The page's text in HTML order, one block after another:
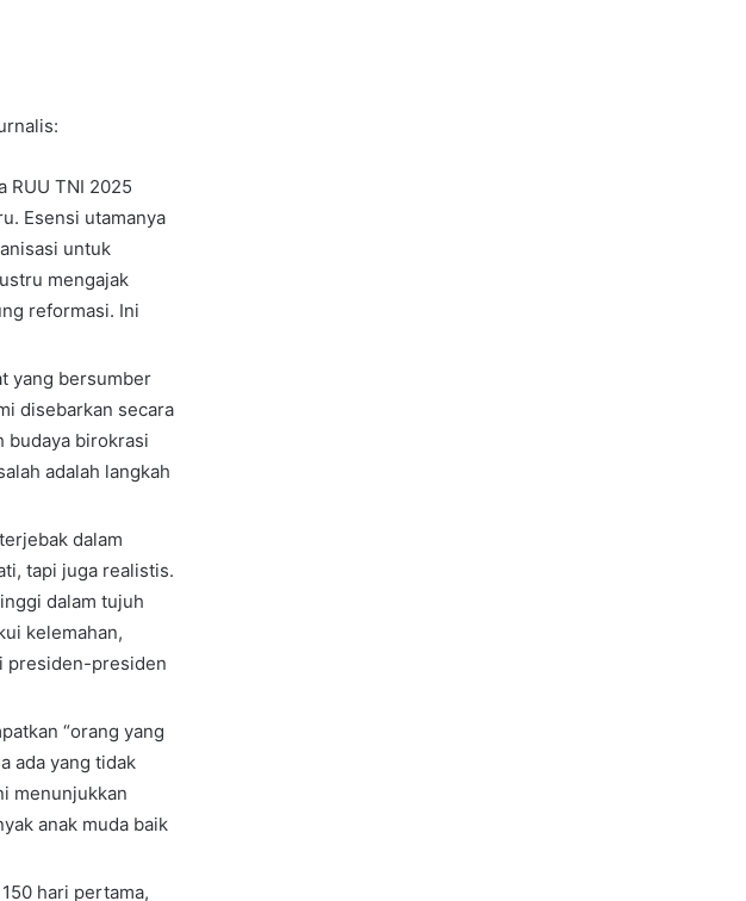
RUU TNI 2025
Esensi utamanya
untuk
mengajak
reformasi. Ini
yang bersumber
disebarkan secara
budaya birokrasi
adalah langkah
dalam
tapi juga realistis.
dalam tujuh
kelemahan,
presiden-presiden
“orang yang
ada yang tidak
menunjukkan
anak muda baik
hari pertama,